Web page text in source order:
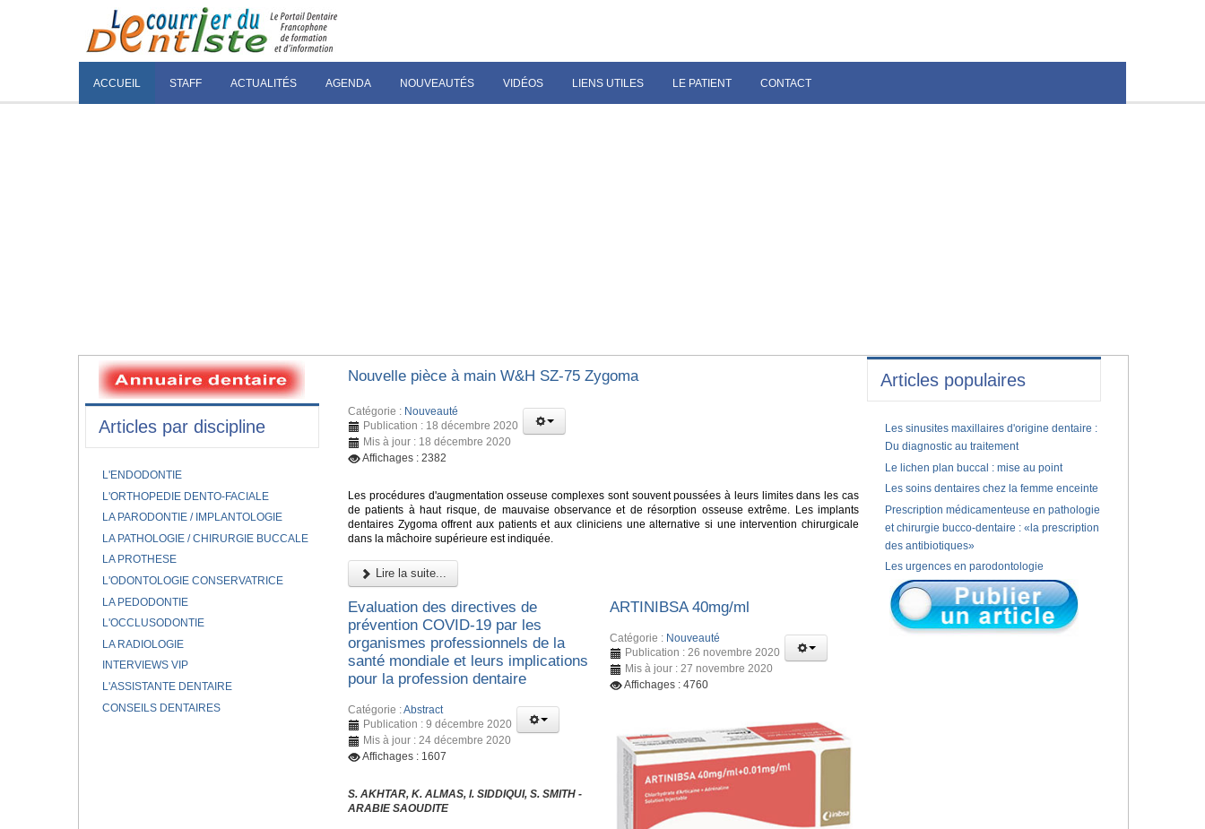
ACCUEIL STAFF ACTUALITÉS AGENDA NOUVEAUTÉS VIDÉOS LIENS UTILES LE PATIENT CONTACT
Nouvelle pièce à main W&H SZ-75 Zygoma
Catégorie : Nouveauté
Publication : 18 décembre 2020
Mis à jour : 18 décembre 2020
Affichages : 2382
Les procédures d'augmentation osseuse complexes sont souvent poussées à leurs limites dans les cas
de patients à haut risque, de mauvaise observance et de résorption osseuse extrême. Les implants
dentaires Zygoma offrent aux patients et aux cliniciens une alternative si une intervention chirurgicale
dans la mâchoire supérieure est indiquée.
Lire la suite...
Evaluation des directives de
prévention COVID-19 par les
organismes professionnels de la
santé mondiale et leurs implications
pour la profession dentaire
Catégorie :Abstract
Publication : 9 décembre 2020
Mis à jour : 24 décembre 2020
Affichages : 1607
S. AKHTAR, K. ALMAS, I. SIDDIQUI, S. SMITH -
ARABIE SAOUDITE
ARTINIBSA 40mg/ml
Catégorie : Nouveauté
Publication : 26 novembre 2020
Mis à jour : 27 novembre 2020
Affichages : 4760
Articles par discipline
L'ENDODONTIE
L'ORTHOPEDIE DENTO-FACIALE
LA PARODONTIE / IMPLANTOLOGIE
LA PATHOLOGIE / CHIRURGIE BUCCALE
LA PROTHESE
L'ODONTOLOGIE CONSERVATRICE
LA PEDODONTIE
L'OCCLUSODONTIE
LA RADIOLOGIE
INTERVIEWS VIP
L'ASSISTANTE DENTAIRE
CONSEILS DENTAIRES
Articles populaires
Les sinusites maxillaires d'origine dentaire :
Du diagnostic au traitement
Le lichen plan buccal : mise au point
Les soins dentaires chez la femme enceinte
Prescription médicamenteuse en pathologie
et chirurgie bucco-dentaire : «la prescription
des antibiotiques»
Les urgences en parodontologie